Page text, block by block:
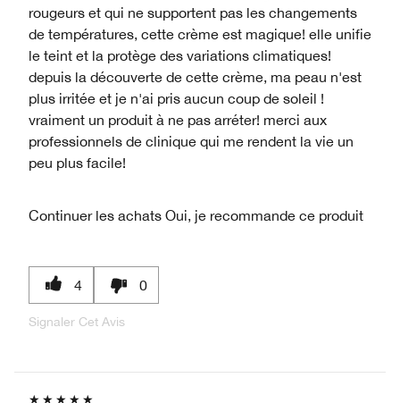
rougeurs et qui ne supportent pas les changements
de températures, cette crème est magique! elle unifie
le teint et la protège des variations climatiques!
depuis la découverte de cette crème, ma peau n'est
plus irritée et je n'ai pris aucun coup de soleil !
vraiment un produit à ne pas arréter! merci aux
professionnels de clinique qui me rendent la vie un
peu plus facile!
Continuer les achats Oui, je recommande ce produit
4 0
Signaler Cet Avis